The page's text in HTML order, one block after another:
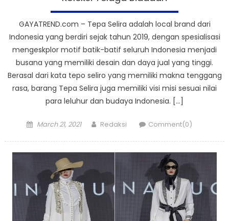
GAYATREND.com – Tepa Selira adalah local brand dari
Indonesia yang berdiri sejak tahun 2019, dengan spesialisasi
mengeskplor motif batik-batif seluruh Indonesia menjadi
busana yang memiliki desain dan daya jual yang tinggi.
Berasal dari kata tepo seliro yang memiliki makna tenggang
rasa, barang Tepa Selira juga memiliki visi misi sesuai nilai
para leluhur dan budaya Indonesia. […]
Posted
March 21, 2021 Author
Redaksi Comment(0)